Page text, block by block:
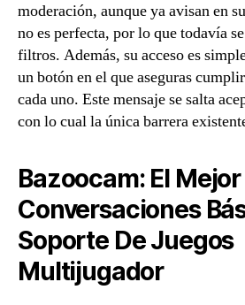
moderación, aunque ya avisan en
no es perfecta, por lo que todavía
filtros. Además, su acceso es
un botón en el que aseguras
cada uno. Este mensaje se salta
con lo cual la única barrera
Bazoocam: El
Conversaciones
Soporte De Juegos
Multijugador